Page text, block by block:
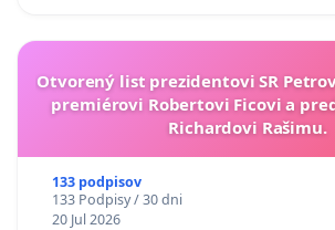
Otvorený list prezidentovi SR
premiérovi Robertovi Ficovi a
Richardovi Rašimu.
133 podpisov
133 Podpisy / 30 dni
20 Jul 2026